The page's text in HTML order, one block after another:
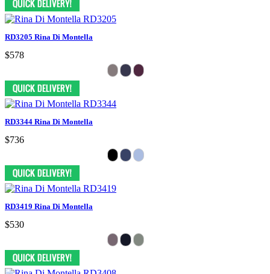
RD3205 Rina Di Montella
$578
RD3344 Rina Di Montella
$736
RD3419 Rina Di Montella
$530